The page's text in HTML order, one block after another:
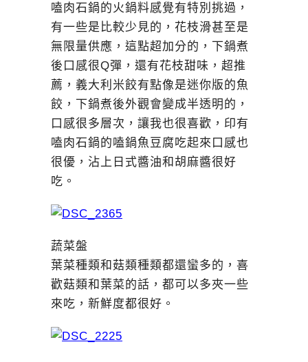
嗑肉石鍋的火鍋料感覺有特別挑過，
有一些是比較少見的，花枝滑甚至是
無限量供應，這點超加分的，下鍋煮
後口感很Q彈，還有花枝甜味，超推
薦，義大利米餃有點像是迷你版的魚
餃，下鍋煮後外觀會變成半透明的，
口感很多層次，讓我也很喜歡，印有
嗑肉石鍋的嗑鍋魚豆腐吃起來口感也
很優，沾上日式醬油和胡麻醬很好
吃。
蔬菜盤
葉菜種類和菇類種類都還蠻多的，喜
歡菇類和葉菜的話，都可以多夾一些
來吃，新鮮度都很好。